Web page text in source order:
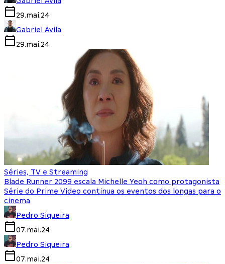
29.mai.24
Gabriel Avila
29.mai.24
Séries, TV e Streaming
Blade Runner 2099 escala Michelle Yeoh como protagonista
Série do Prime Video continua os eventos dos longas para o
cinema
Pedro Siqueira
07.mai.24
Pedro Siqueira
07.mai.24